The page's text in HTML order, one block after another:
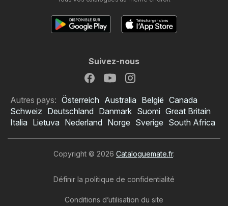
Suivez-nous
Autres pays: Österreich Australia België Canada
Schweiz Deutschland Danmark Suomi Great Britain
Italia Lietuva Nederland Norge Sverige South Africa
Copyright © 2026 Cataloguemate.fr.
Définir la politique de confidentialité
Conditions d’utilisation du site